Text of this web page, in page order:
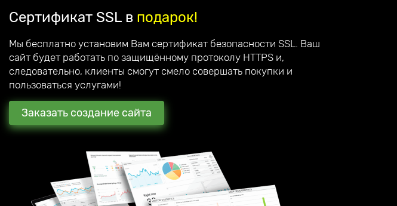
Сертификат SSL в подарок!
Мы бесплатно установим Вам сертификат безопасности SSL. Ваш
сайт будет работать по защищённому протоколу HTTPS и,
следовательно, клиенты смогут смело совершать покупки и
пользоваться услугами!
Заказать создание сайта